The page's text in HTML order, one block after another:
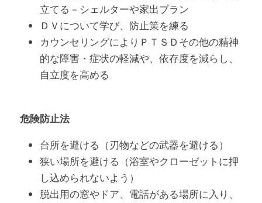
立てる－シェルターや家出プラン
ＤＶについて学び、防止策を練る
カウンセリングによりＰＴＳＤその他の精神
的な障害・症状の軽減や、依存度を減らし、
自立度を高める
危険防止法
台所を避ける（刃物などの武器を避ける）
狭い場所を避ける（浴室やクローゼットに押
し込められないよう）
脱出用の窓やドア、電話がある場所に入り、